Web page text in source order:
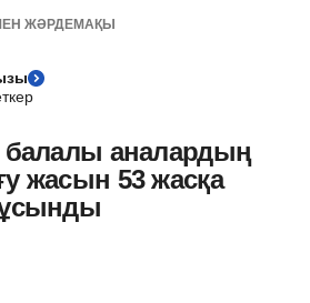
ЖӘРДЕМАҚЫ
балалы аналардың
жасын 53 жасқа
ұсынды